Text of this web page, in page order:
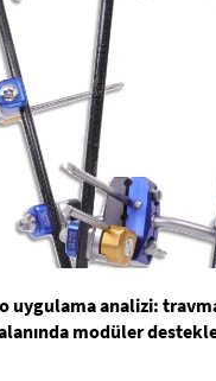
uygulama analizi:
modüler